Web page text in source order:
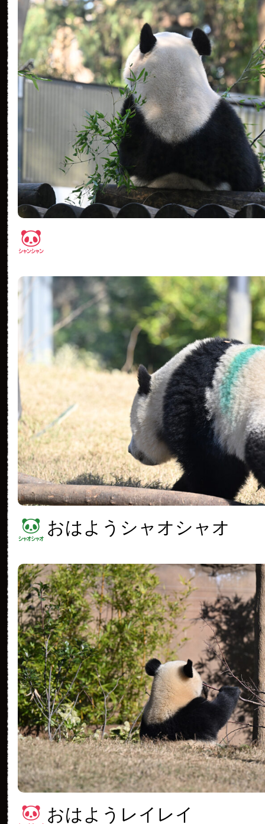
おはようシャオシャオ
おはようレイレイ